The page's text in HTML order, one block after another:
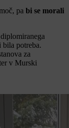
pa bi se morali
bila potreba.
za
v Murski